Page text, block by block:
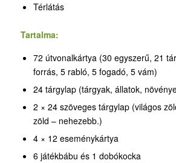
Térlátás
Tartalma:
72 útvonalkártya (30 egyszerű, 21
forrás, 5 rabló, 5 fogadó, 5 vám)
24 tárgylap (tárgyak, állatok,
2 × 24 szöveges tárgylap (világos
zöld – nehezebb.)
4 × 12 eseménykártya
6 játékbábu és 1 dobókocka